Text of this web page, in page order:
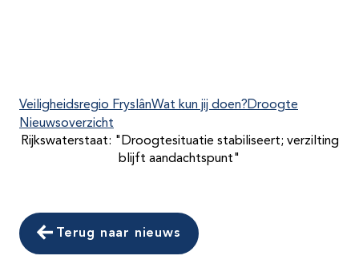
Veiligheidsregio FryslânWat kun jij doen?Droogte
Nieuwsoverzicht
Rijkswaterstaat: "Droogtesituatie stabiliseert; verzilting
blijft aandachtspunt"
Terug naar nieuws